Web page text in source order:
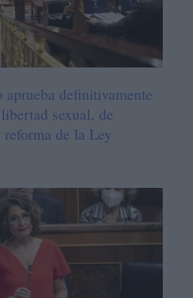
aprueba definitivamente
sexual, de
de la Ley